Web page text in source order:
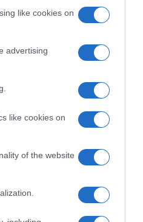
like cookies on
advertising
like cookies on
of the website
a Olbia.
I nostri cari